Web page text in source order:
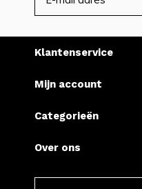
Klantenservice
Mijn account
Categorieën
Over ons